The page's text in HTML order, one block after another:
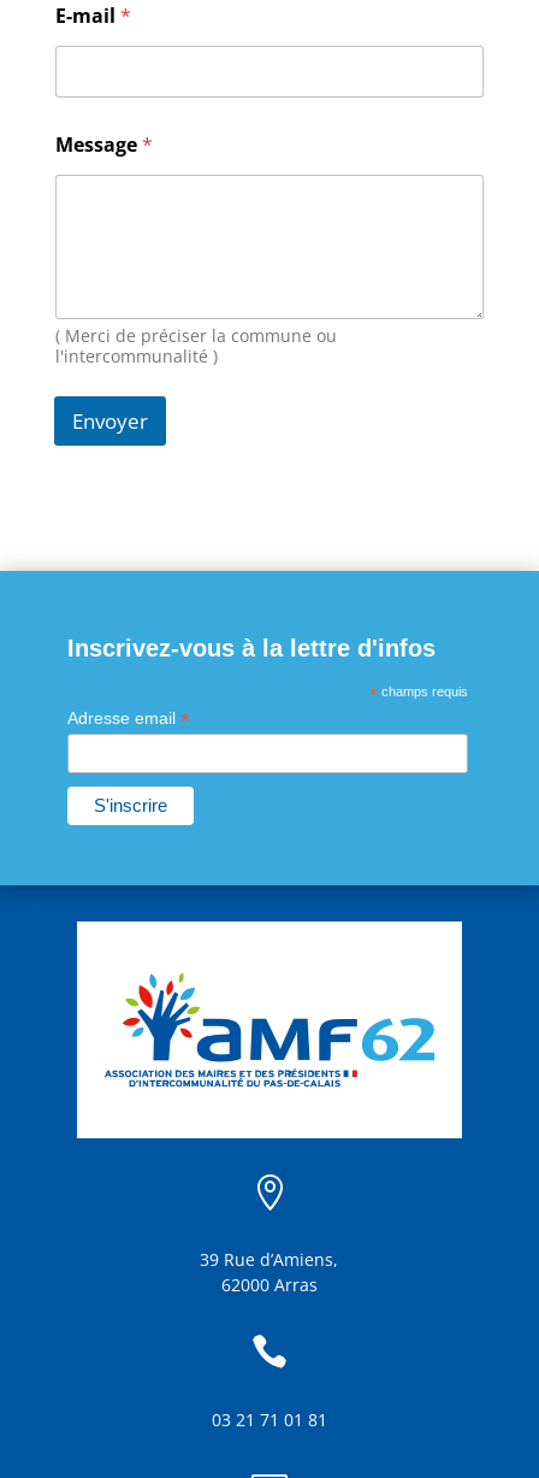
*
N
m
E-mail *
Message*
( Merci de préciser la commune ou
l'intercommunalité )
Envoyer
Inscrivez-vous à la lettre d'infos
* champs requis
Adresse email *

39 Rue d’Amiens,
62000 Arras

03 21 71 01 81